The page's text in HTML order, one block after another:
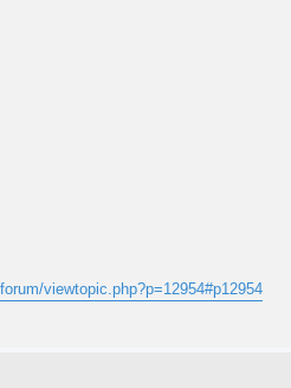
viewtopic.php?p=12954#p12954